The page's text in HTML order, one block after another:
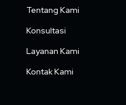
Tentang Kami
Konsultasi
Layanan Kami
Kontak Kami